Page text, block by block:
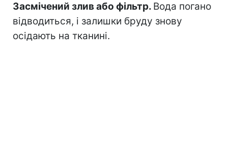
Засмічений злив або фільтр. Вода погано
відводиться, і залишки бруду знову
осідають на тканині.